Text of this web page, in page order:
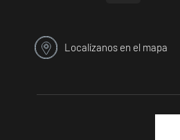
Localízanos en el mapa